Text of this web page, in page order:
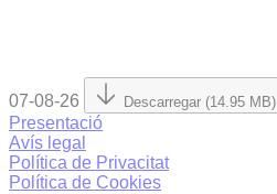
07-08-26 Descarregar (14.95 MB)
Presentació
Avís legal
Política de Privacitat
Política de Cookies